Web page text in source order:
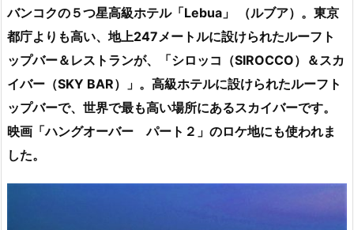
バンコクの５つ星高級ホテル「Lebua」 （ルブア）。東京
都庁よりも高い、地上247メートルに設けられたルーフト
ップバー＆レストランが、「シロッコ（SIROCCO）＆スカ
イバー（SKY BAR）」。高級ホテルに設けられたルーフト
ップバーで、世界で最も高い場所にあるスカイバーです。
映画「ハングオーバー パート２」のロケ地にも使われま
した。